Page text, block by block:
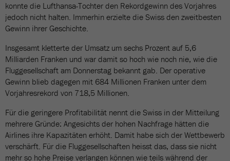
konnte die Lufthansa-Tochter den Rekordgewinn des Vorjahres
jedoch nicht halten. Immerhin erzielte die Swiss den zweitbesten
Gewinn ihrer Geschichte.
Insgesamt kletterte der Umsatz um sechs Prozent auf 5,6
Milliarden Franken und war damit so hoch wie noch nie, wie die
Fluggesellschaft am Donnerstag bekannt gab. Der operative
Gewinn blieb dagegen mit 684 Millionen Franken unter dem
Vorjahresrekord von 718,5 Millionen.
Für die geringere Profitabilität nennt die Swiss in der Mitteilung
mehrere Gründe: Angesichts der hohen Nachfrage hätten die
Airlines ihre Kapazitäten erhöht. Damit habe sich der Wettbewerb
verschärft. Für die Fluggesellschaften heisst das, dass sie nicht
mehr so hohe Preise verlangen können wie teils während der